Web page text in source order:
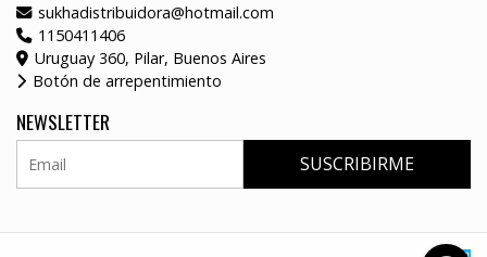
sukhadistribuidora@hotmail.com
1150411406
Uruguay 360, Pilar, Buenos Aires
Botón de arrepentimiento
NEWSLETTER
SUSCRIBIRME